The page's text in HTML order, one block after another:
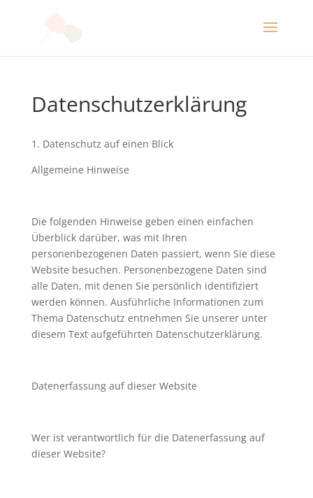
Datenschutzerklärung
1. Datenschutz auf einen Blick
Allgemeine Hinweise
Die folgenden Hinweise geben einen einfachen
Überblick darüber, was mit Ihren
personenbezogenen Daten passiert, wenn Sie diese
Website besuchen. Personenbezogene Daten sind
alle Daten, mit denen Sie persönlich identifiziert
werden können. Ausführliche Informationen zum
Thema Datenschutz entnehmen Sie unserer unter
diesem Text aufgeführten Datenschutzerklärung.
Datenerfassung auf dieser Website
Wer ist verantwortlich für die Datenerfassung auf
dieser Website?